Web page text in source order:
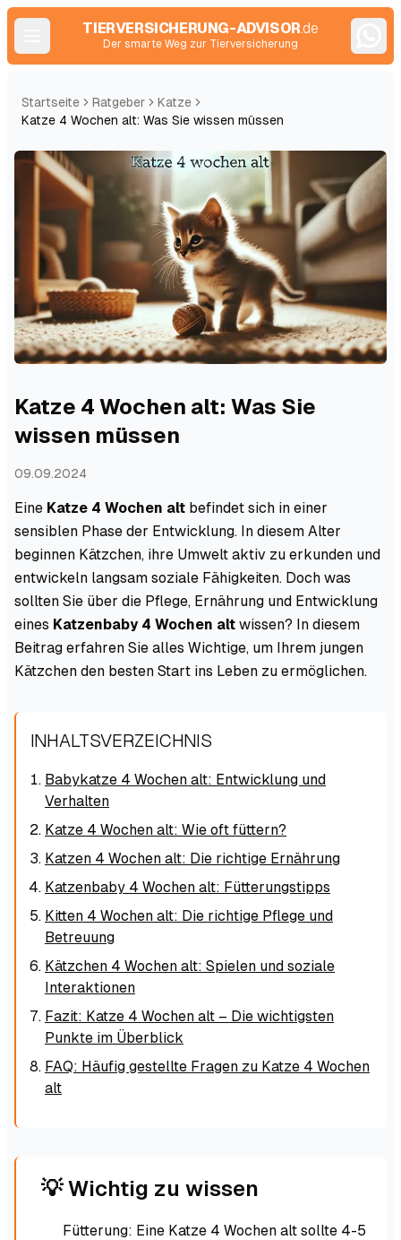
TIERVERSICHERUNG-ADVISOR.de
Der smarte Weg zur Tierversicherung
Startseite Ratgeber
Katze
Katze 4 Wochen alt: Was Sie wissen müssen
Katze 4 Wochen alt: Was Sie
wissen müssen
09.09.2024
Eine Katze 4 Wochen alt befindet sich in einer
sensiblen Phase der Entwicklung. In diesem Alter
beginnen Kätzchen, ihre Umwelt aktiv zu erkunden und
entwickeln langsam soziale Fähigkeiten. Doch was
sollten Sie über die Pflege, Ernährung und Entwicklung
eines Katzenbaby 4 Wochen alt wissen? In diesem
Beitrag erfahren Sie alles Wichtige, um Ihrem jungen
Kätzchen den besten Start ins Leben zu ermöglichen.
INHALTSVERZEICHNIS
Babykatze 4 Wochen alt: Entwicklung und
Verhalten
Katze 4 Wochen alt: Wie oft füttern?
Katzen 4 Wochen alt: Die richtige Ernährung
Katzenbaby 4 Wochen alt: Fütterungstipps
Kitten 4 Wochen alt: Die richtige Pflege und
Betreuung
Kätzchen 4 Wochen alt: Spielen und soziale
Interaktionen
Fazit: Katze 4 Wochen alt – Die wichtigsten
Punkte im Überblick
FAQ: Häufig gestellte Fragen zu Katze 4 Wochen
alt
💡 Wichtig zu wissen
Fütterung: Eine Katze 4 Wochen alt sollte 4-5